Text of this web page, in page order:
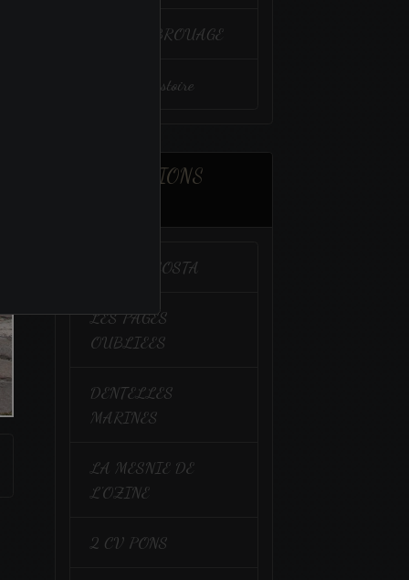
VENIR à BROUAGE
Un peu d'histoire
ASSOCIATIONS
CALIDA COSTA
LES PAGES
OUBLIEES
DENTELLES
MARINES
LA MESNIE DE
L'OZINE
2 CV PONS